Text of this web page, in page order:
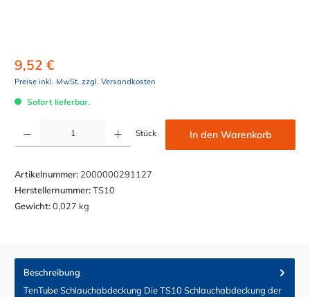
9,52 €
Preise inkl. MwSt. zzgl. Versandkosten
Sofort lieferbar.
Stück In den Warenkorb
Artikelnummer: 2000000291127
Herstellernummer:TS10
Gewicht:0,027 kg
Beschreibung
TenTube Schlauchabdeckung Die TS10 Schlauchabdeckung der